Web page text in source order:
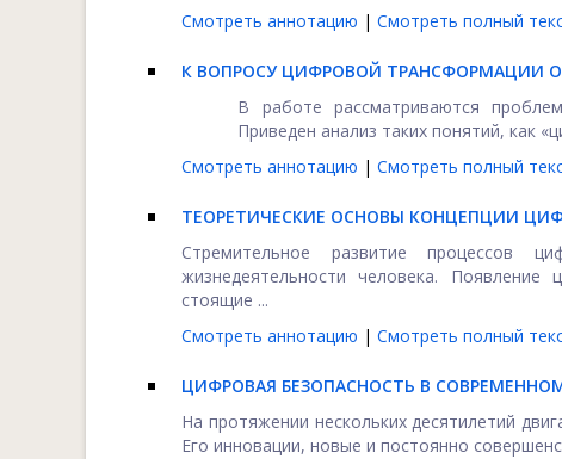
Смотреть аннотацию | Смотреть полный
К ВОПРОСУ ЦИФРОВОЙ ТРАНСФОРМАЦИИ
В работе рассматриваются
Приведен анализ таких понятий, как
Смотреть аннотацию | Смотреть полный
ТЕОРЕТИЧЕСКИЕ ОСНОВЫ КОНЦЕПЦИИ
Стремительное развитие процессов
жизнедеятельности человека. Появление
стоящие ...
Смотреть аннотацию | Смотреть полный
ЦИФРОВАЯ БЕЗОПАСНОСТЬ В
На протяжении нескольких десятилетий
Его инновации, новые и постоянно